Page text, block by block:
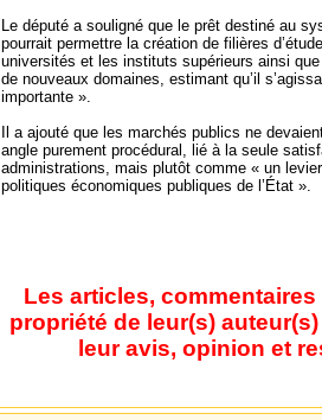
Le député a souligné que le prêt destiné au
pourrait permettre la création de filières
universités et les instituts supérieurs ainsi
de nouveaux domaines, estimant qu’il
importante ».
Il a ajouté que les marchés publics ne
angle purement procédural, lié à la seule
administrations, mais plutôt comme « un
politiques économiques publiques de l’État ».
Les articles,
propriété de leur(s)
leur avis, opinion et